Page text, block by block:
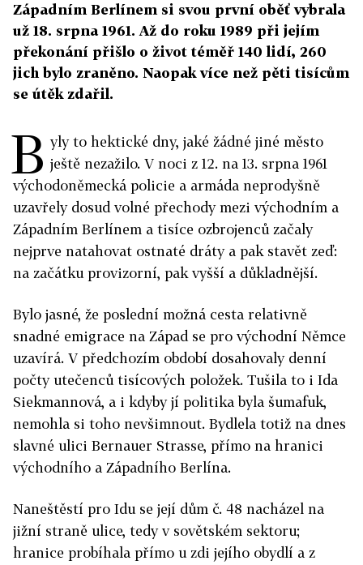
Západním Berlínem si svou první oběť vybrala
už 18. srpna 1961. Až do roku 1989 při jejím
překonání přišlo o život téměř 140 lidí, 260
jich bylo zraněno. Naopak více než pěti tisícům
se útěk zdařil.
B yly to hektické dny, jaké žádné jiné město
ještě nezažilo. V noci z 12. na 13. srpna 1961
východoněmecká policie a armáda neprodyšně
uzavřely dosud volné přechody mezi východním a
Západním Berlínem a tisíce ozbrojenců začaly
nejprve natahovat ostnaté dráty a pak stavět zeď:
na začátku provizorní, pak vyšší a důkladnější.
Bylo jasné, že poslední možná cesta relativně
snadné emigrace na Západ se pro východní Němce
uzavírá. V předchozím období dosahovaly denní
počty utečenců tisícových položek. Tušila to i Ida
Siekmannová, a i kdyby jí politika byla šumafuk,
nemohla si toho nevšimnout. Bydlela totiž na dnes
slavné ulici Bernauer Strasse, přímo na hranici
východního a Západního Berlína.
Naneštěstí pro Idu se její dům č. 48 nacházel na
jižní straně ulice, tedy v sovětském sektoru;
hranice probíhala přímo u zdi jejího obydlí a z